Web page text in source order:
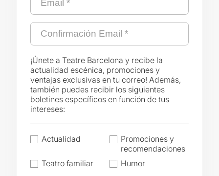
¡Únete a Teatre Barcelona y recibe la
actualidad escénica, promociones y
ventajas exclusivas en tu correo! Además,
también puedes recibir los siguientes
boletines específicos en función de tus
intereses:
Actualidad
Promociones y
recomendaciones
Teatro familiar
Humor